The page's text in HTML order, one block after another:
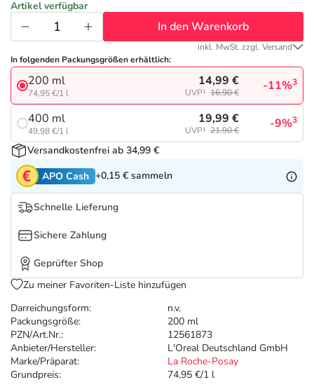
Tierapotheke
Vitamine & Mineralstoffe
Marken
Salus Deals
Darreichungsform:
n.v.
Packungsgröße:
200 ml
PZN/Art.Nr.:
12561873
Anbieter/Hersteller:
L'Oreal Deutschland GmbH
Marke/Präparat:
La Roche-Posay
Grundpreis:
74,95 €/1 l
Artikel verfügbar
In den Warenkorb
inkl. MwSt. zzgl. Versand
In folgenden Packungsgrößen erhältlich:
200 ml
74,95 €/1 l
14,99 €
UVP¹ 16,90 € -11%3
400 ml
49,98 €/1 l
19,99 €
UVP¹ 21,90 € -9%3
Versandkostenfrei ab 34,99 €
APO Cash +0,15 € sammeln
Schnelle Lieferung
Sichere Zahlung
Geprüfter Shop
Zu meiner Favoriten-Liste hinzufügen